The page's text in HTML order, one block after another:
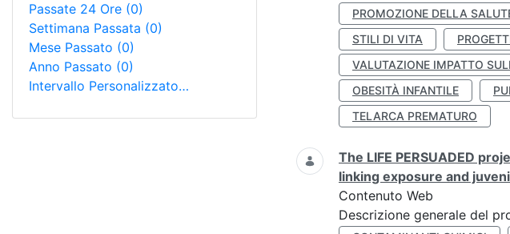
Passate 24 Ore (0)
Settimana Passata (0)
Mese Passato (0)
Anno Passato (0)
Intervallo Personalizzato…
PROMOZIONE DELLA
STILI DI VITA
VALUTAZIONE IMPATTO
OBESITÀ INFANTILE
TELARCA PREMATURO
The LIFE PERSUADED
linking exposure and
Contenuto Web
Descrizione generale del